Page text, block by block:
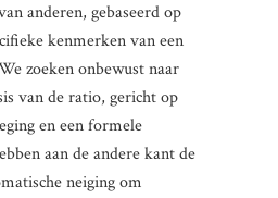
anderen, gebaseerd op
kenmerken van een
zoeken onbewust naar
van de ratio, gericht op
en een formele
aan de andere kant de
neiging om